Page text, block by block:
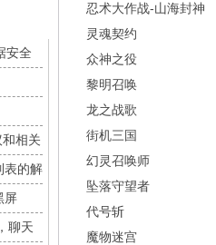
10:00点
点
10:00点
点
点
点
安全
相关
表的解
屏
聊天
忍术大作战-山海封神
灵魂契约
众神之役
黎明召唤
龙之战歌
街机三国
幻灵召唤师
坠落守望者
代号斩
魔物迷宫